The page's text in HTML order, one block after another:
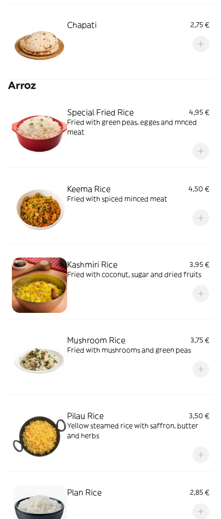
Chapati 2,75 €
Arroz
Special Fried Rice
4,95 €
Fried with green peas, egges and mnced
meat
Keema Rice
4,50 €
Fried with spiced minced meat
Kashmiri Rice
3,95 €
Fried with coconut, sugar and dried fruits
Mushroom Rice
3,75 €
Fried with mushrooms and green peas
Pilau Rice
3,50 €
Yellow steamed rice with saffron, butter
and herbs
Plan Rice 2,85 €